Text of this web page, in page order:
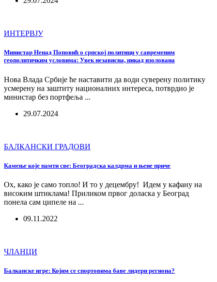
ИНТЕРВЈУ
Министар Ненад Поповић о српској политици у савременим
геополитичким условима: Увек независна, никад изолована
Нова Влада Србије ће наставити да води суверену политику
усмерену на заштиту националних интереса, потврдио је
министар без портфеља ...
29.07.2024
БАЛКАНСКИ ГРАДОВИ
Камење које памти све: Београдска калдрма и њене приче
Ох, како је само топло! И то у децембру! Идем у кафану на
високим штиклама! Приликом првог доласка у Београд
понела сам ципеле на ...
09.11.2022
ЧЛАНЦИ
Балканске игре: Којим се спортовима баве лидери региона?